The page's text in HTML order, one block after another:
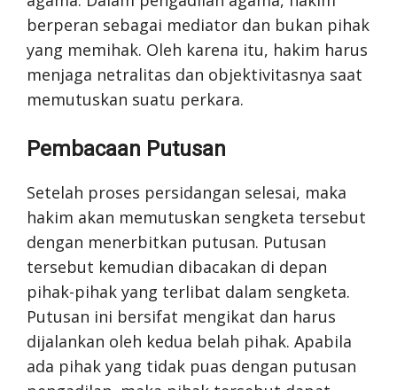
berperan sebagai mediator dan bukan pihak
yang memihak. Oleh karena itu, hakim harus
menjaga netralitas dan objektivitasnya saat
memutuskan suatu perkara.
Pembacaan Putusan
Setelah proses persidangan selesai, maka
hakim akan memutuskan sengketa tersebut
dengan menerbitkan putusan. Putusan
tersebut kemudian dibacakan di depan
pihak-pihak yang terlibat dalam sengketa.
Putusan ini bersifat mengikat dan harus
dijalankan oleh kedua belah pihak. Apabila
ada pihak yang tidak puas dengan putusan